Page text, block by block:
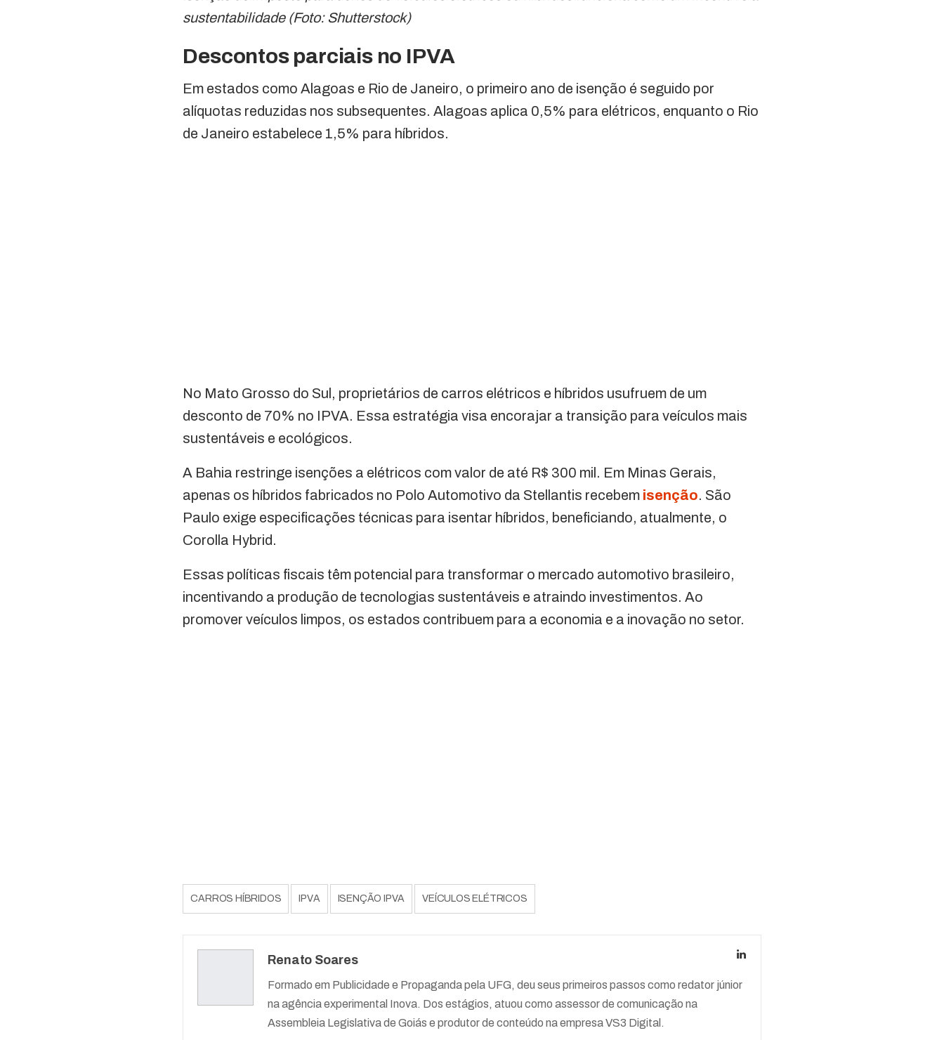
sustentabilidade (Foto: Shutterstock)
Descontos parciais no IPVA
Em estados como Alagoas e Rio de Janeiro, o primeiro ano de isenção é seguido por
alíquotas reduzidas nos subsequentes. Alagoas aplica 0,5% para elétricos, enquanto o Rio
de Janeiro estabelece 1,5% para híbridos.
No Mato Grosso do Sul, proprietários de carros elétricos e híbridos usufruem de um
desconto de 70% no IPVA. Essa estratégia visa encorajar a transição para veículos mais
sustentáveis e ecológicos.
A Bahia restringe isenções a elétricos com valor de até R$ 300 mil. Em Minas Gerais,
apenas os híbridos fabricados no Polo Automotivo da Stellantis recebem isenção. São
Paulo exige especificações técnicas para isentar híbridos, beneficiando, atualmente, o
Corolla Hybrid.
Essas políticas fiscais têm potencial para transformar o mercado automotivo brasileiro,
incentivando a produção de tecnologias sustentáveis e atraindo investimentos. Ao
promover veículos limpos, os estados contribuem para a economia e a inovação no setor.
CARROS HÍBRIDOS IPVA ISENÇÃO IPVA VEÍCULOS ELÉTRICOS
Renato Soares
Formado em Publicidade e Propaganda pela UFG, deu seus primeiros passos como redator júnior
na agência experimental Inova. Dos estágios, atuou como assessor de comunicação na
Assembleia Legislativa de Goiás e produtor de conteúdo na empresa VS3 Digital.